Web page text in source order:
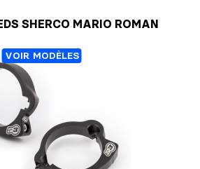
SHERCO MARIO ROMAN
VOIR MODÈLES